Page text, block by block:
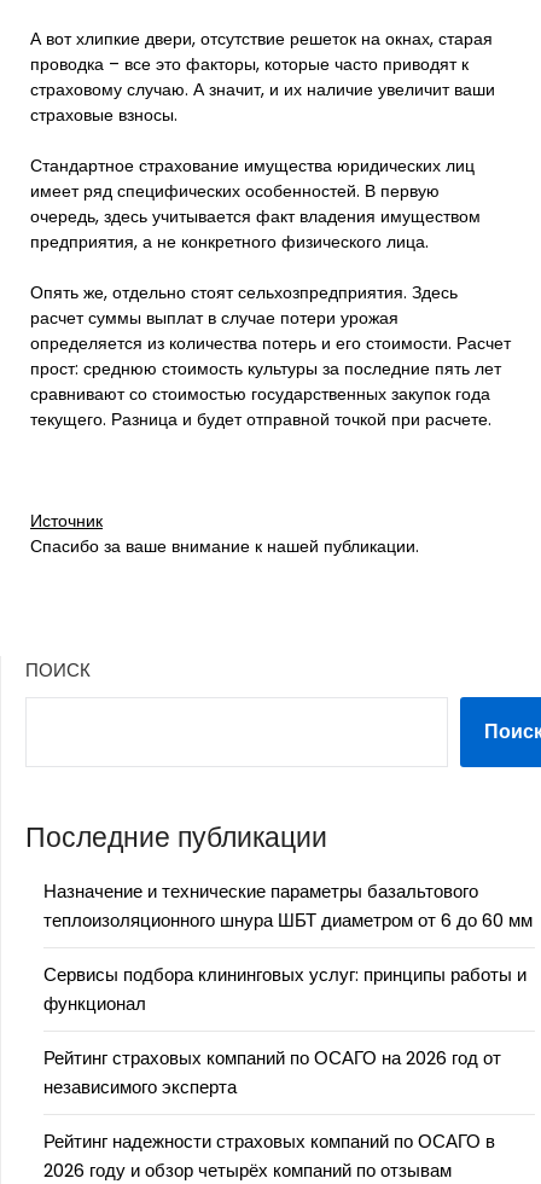
А вот хлипкие двери, отсутствие решеток на окнах, старая
проводка – все это факторы, которые часто приводят к
страховому случаю. А значит, и их наличие увеличит ваши
страховые взносы.
Стандартное страхование имущества юридических лиц
имеет ряд специфических особенностей. В первую
очередь, здесь учитывается факт владения имуществом
предприятия, а не конкретного физического лица.
Опять же, отдельно стоят сельхозпредприятия. Здесь
расчет суммы выплат в случае потери урожая
определяется из количества потерь и его стоимости. Расчет
прост: среднюю стоимость культуры за последние пять лет
сравнивают со стоимостью государственных закупок года
текущего. Разница и будет отправной точкой при расчете.
Источник
Спасибо за ваше внимание к нашей публикации.
ПОИСК
Последние публикации
Назначение и технические параметры базальтового
теплоизоляционного шнура ШБТ диаметром от 6 до 60 мм
Сервисы подбора клининговых услуг: принципы работы и
функционал
Рейтинг страховых компаний по ОСАГО на 2026 год от
независимого эксперта
Рейтинг надежности страховых компаний по ОСАГО в
2026 году и обзор четырёх компаний по отзывам